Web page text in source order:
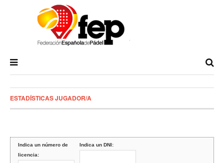
ESTADÍSTICAS JUGADOR/A
Indica un número de
licencia:
Indica un DNI: